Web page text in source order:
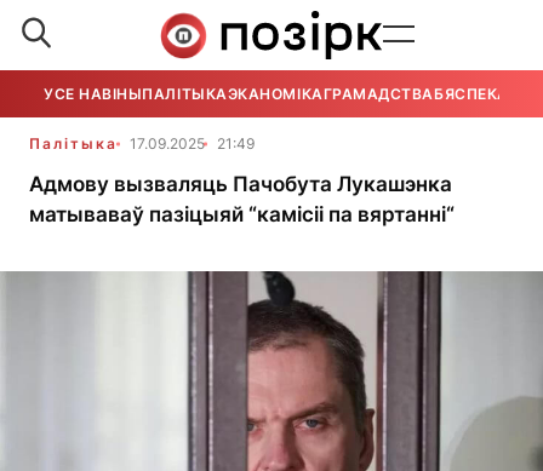
УСЕ НАВІНЫПАЛІТЫКАЭКАНОМІКАГРАМАДСТВАБЯСПЕКА
Палітыка 17.09.2025 21:49
Адмову вызваляць Пачобута Лукашэнка
матываваў пазіцыяй “камісіі па вяртанні“